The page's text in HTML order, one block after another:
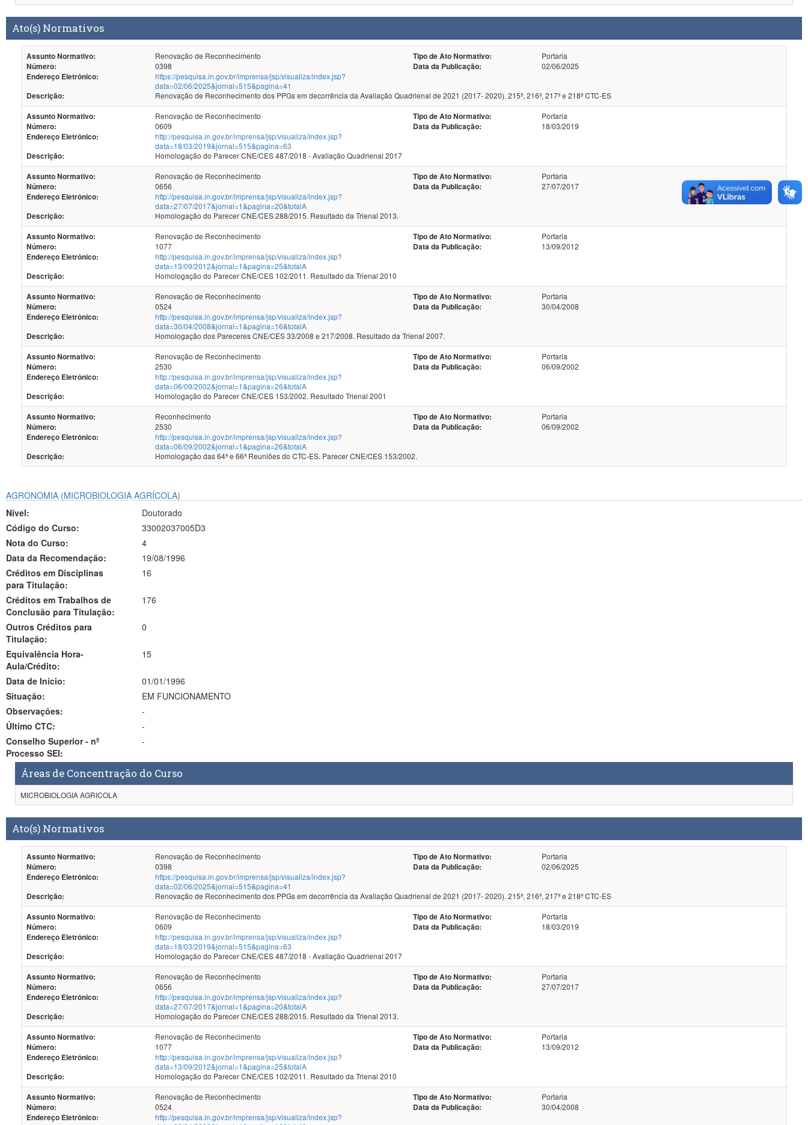
Ato(s) Normativos
Assunto Normativo: Renovação de Reconhecimento Tipo de Ato Normativo:
Portaria
Número:
0398 Data da Publicação:
02/06/2025
Endereço Eletrônico:
https://pesquisa.in.gov.br/imprensa/jsp/visualiza/index.jsp?
data=02/06/2025&jornal=515&pagina=41
Descrição:
Renovação de Reconhecimento dos PPGs em decorrência da Avaliação Quadrienal de 2021 (2017- 2020). 215ª, 216ª, 217ª e 218ª CTC-ES
Assunto Normativo: Renovação de Reconhecimento Tipo de Ato Normativo:
Portaria
Número:
0609 Data da Publicação:
18/03/2019
Endereço Eletrônico:
http://pesquisa.in.gov.br/imprensa/jsp/visualiza/index.jsp?
data=18/03/2019&jornal=515&pagina=63
Descrição:
Homologação do Parecer CNE/CES 487/2018 - Avaliação Quadrienal 2017
Assunto Normativo: Renovação de Reconhecimento Tipo de Ato Normativo:
Portaria
Número:
0656 Data da Publicação:
27/07/2017
Endereço Eletrônico:
http://pesquisa.in.gov.br/imprensa/jsp/visualiza/index.jsp?
data=27/07/2017&jornal=1&pagina=20&totalA
Descrição:
Homologação do Parecer CNE/CES 288/2015. Resultado da Trienal 2013.
Assunto Normativo: Renovação de Reconhecimento Tipo de Ato Normativo:
Portaria
Número:
1077 Data da Publicação:
13/09/2012
Endereço Eletrônico:
http://pesquisa.in.gov.br/imprensa/jsp/visualiza/index.jsp?
data=13/09/2012&jornal=1&pagina=25&totalA
Descrição:
Homologação do Parecer CNE/CES 102/2011. Resultado da Trienal 2010
Assunto Normativo: Renovação de Reconhecimento Tipo de Ato Normativo:
Portaria
Número:
0524 Data da Publicação:
30/04/2008
Endereço Eletrônico:
http://pesquisa.in.gov.br/imprensa/jsp/visualiza/index.jsp?
data=30/04/2008&jornal=1&pagina=16&totalA
Descrição:
Homologação dos Pareceres CNE/CES 33/2008 e 217/2008. Resultado da Trienal 2007.
Assunto Normativo: Renovação de Reconhecimento Tipo de Ato Normativo:
Portaria
Número:
2530 Data da Publicação:
06/09/2002
Endereço Eletrônico:
http://pesquisa.in.gov.br/imprensa/jsp/visualiza/index.jsp?
data=06/09/2002&jornal=1&pagina=26&totalA
Descrição:
Homologação do Parecer CNE/CES 153/2002. Resultado Trienal 2001
Assunto Normativo: Reconhecimento Tipo de Ato Normativo:
Portaria
Número:
2530 Data da Publicação:
06/09/2002
Endereço Eletrônico:
http://pesquisa.in.gov.br/imprensa/jsp/visualiza/index.jsp?
data=06/09/2002&jornal=1&pagina=26&totalA
Descrição:
Homologação das 64ª e 66ª Reuniões do CTC-ES. Parecer CNE/CES 153/2002.
AGRONOMIA (MICROBIOLOGIA AGRÍCOLA)
Nível:
Doutorado
Código do Curso:
33002037005D3
Nota do Curso:
4
Data da Recomendação:
19/08/1996
Créditos em Disciplinas
para Titulação:
16
Créditos em Trabalhos de
Conclusão para Titulação:
176
Outros Créditos para
Titulação:
0
Equivalência Hora-
Aula/Crédito:
15
Data de Início:
01/01/1996
Situação:
EM FUNCIONAMENTO
Observações:
-
Último CTC:
-
Conselho Superior - nº
Processo SEI:
-
Áreas de Concentração do Curso
MICROBIOLOGIA AGRICOLA
Ato(s) Normativos
Assunto Normativo: Renovação de Reconhecimento Tipo de Ato Normativo:
Portaria
Número:
0398 Data da Publicação:
02/06/2025
Endereço Eletrônico:
https://pesquisa.in.gov.br/imprensa/jsp/visualiza/index.jsp?
data=02/06/2025&jornal=515&pagina=41
Descrição:
Renovação de Reconhecimento dos PPGs em decorrência da Avaliação Quadrienal de 2021 (2017- 2020). 215ª, 216ª, 217ª e 218ª CTC-ES
Assunto Normativo: Renovação de Reconhecimento Tipo de Ato Normativo:
Portaria
Número:
0609 Data da Publicação:
18/03/2019
Endereço Eletrônico:
http://pesquisa.in.gov.br/imprensa/jsp/visualiza/index.jsp?
data=18/03/2019&jornal=515&pagina=63
Descrição:
Homologação do Parecer CNE/CES 487/2018 - Avaliação Quadrienal 2017
Assunto Normativo: Renovação de Reconhecimento Tipo de Ato Normativo:
Portaria
Número:
0656 Data da Publicação:
27/07/2017
Endereço Eletrônico:
http://pesquisa.in.gov.br/imprensa/jsp/visualiza/index.jsp?
data=27/07/2017&jornal=1&pagina=20&totalA
Descrição:
Homologação do Parecer CNE/CES 288/2015. Resultado da Trienal 2013.
Assunto Normativo: Renovação de Reconhecimento Tipo de Ato Normativo:
Portaria
Número:
1077 Data da Publicação:
13/09/2012
Endereço Eletrônico:
http://pesquisa.in.gov.br/imprensa/jsp/visualiza/index.jsp?
data=13/09/2012&jornal=1&pagina=25&totalA
Descrição:
Homologação do Parecer CNE/CES 102/2011. Resultado da Trienal 2010
Assunto Normativo: Renovação de Reconhecimento Tipo de Ato Normativo:
Portaria
Número:
0524 Data da Publicação:
30/04/2008
Endereço Eletrônico:
http://pesquisa.in.gov.br/imprensa/jsp/visualiza/index.jsp?